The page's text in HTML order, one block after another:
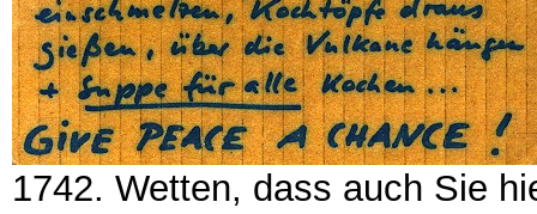
1742. Wetten, dass auch Sie